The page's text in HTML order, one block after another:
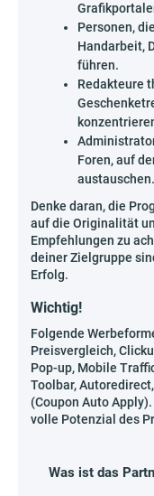
Personen,
Handarbeit,
führen.
Redakteure
Foren, auf
austauschen.
Denke daran, die
auf die Originalität
Empfehlungen zu
deiner Zielgruppe
Erfolg.
Wichtig!
Folgende
Preisvergleich,
Pop-up, Mobile
Toolbar,
(Coupon Auto
volle Potenzial des
Was ist das